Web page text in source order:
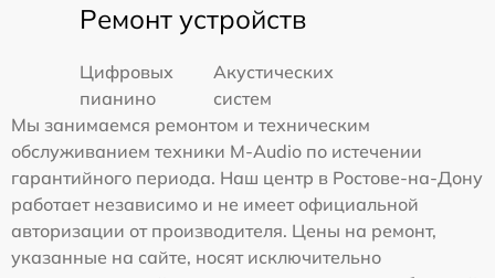
Ремонт устройств
Цифровых
пианино
Акустических
систем
Мы занимаемся ремонтом и техническим
обслуживанием техники M-Audio по истечении
гарантийного периода. Наш центр в Ростове-на-Дону
работает независимо и не имеет официальной
авторизации от производителя. Цены на ремонт,
указанные на сайте, носят исключительно